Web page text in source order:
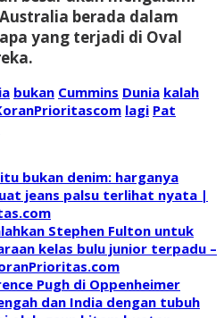
berada dalam
yang terjadi di Oval
bukan Cummins Dunia kalah
lagi Pat
bukan denim: harganya
jeans palsu terlihat nyata |
Stephen Fulton untuk
kelas bulu junior terpadu –
Pugh di Oppenheimer
dan India dengan tubuh